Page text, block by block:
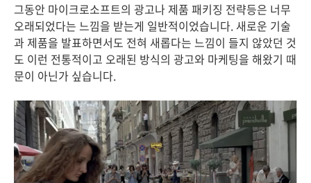
그동안 마이크로소프트의 광고나 제품 패키징 전략등은 너무
오래되었다는 느낌을 받는게 일반적이었습니다. 새로운 기술
과 제품을 발표하면서도 전혀 새롭다는 느낌이 들지 않았던 것
도 이런 전통적이고 오래된 방식의 광고와 마케팅을 해왔기 때
문이 아닌가 싶습니다.